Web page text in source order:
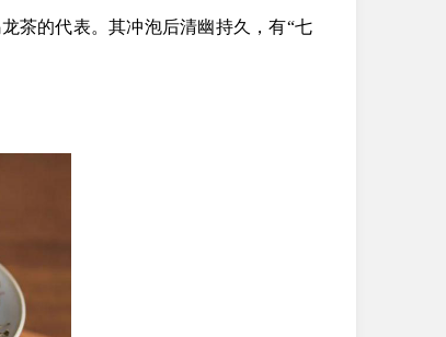
茶的代表。其冲泡后清幽持久，有“七